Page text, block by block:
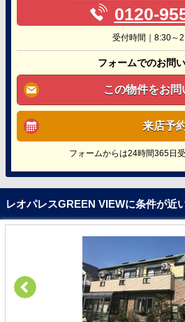
0120-
受付時間｜8:30～
フォームでのお問
この物件をお問
来店予
フォームからは24時間365日受
レオパレスGREEN VIEWに条件が近